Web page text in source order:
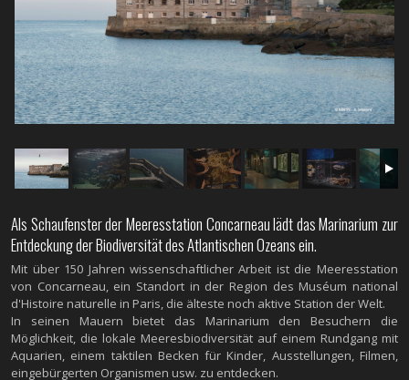
Als Schaufenster der Meeresstation Concarneau lädt das Marinarium zur
Entdeckung der Biodiversität des Atlantischen Ozeans ein.
Mit über 150 Jahren wissenschaftlicher Arbeit ist die Meeresstation
von Concarneau, ein Standort in der Region des Muséum national
d'Histoire naturelle in Paris, die älteste noch aktive Station der Welt.
In seinen Mauern bietet das Marinarium den Besuchern die
Möglichkeit, die lokale Meeresbiodiversität auf einem Rundgang mit
Aquarien, einem taktilen Becken für Kinder, Ausstellungen, Filmen,
eingebürgerten Organismen usw. zu entdecken.